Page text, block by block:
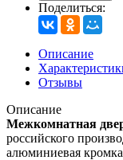
Поделиться:
Описание
Отзывы
Описание
Межкомнатная
российского
алюминиевая